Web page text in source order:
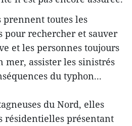
prennent toutes les
pour rechercher et sauver
et les personnes toujours
mer, assister les sinistrés
du typhon...
du Nord, elles
résidentielles présentant